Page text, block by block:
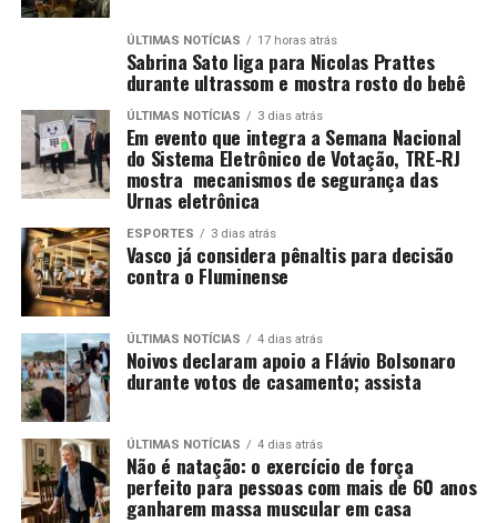
ÚLTIMAS NOTÍCIAS 17 horas atrás
Sabrina Sato liga para Nicolas Prattes
durante ultrassom e mostra rosto do bebê
ÚLTIMAS NOTÍCIAS 3 dias atrás
Em evento que integra a Semana Nacional
do Sistema Eletrônico de Votação, TRE-RJ
mostra mecanismos de segurança das
Urnas eletrônica
ESPORTES 3 dias atrás
Vasco já considera pênaltis para decisão
contra o Fluminense
ÚLTIMAS NOTÍCIAS 4 dias atrás
Noivos declaram apoio a Flávio Bolsonaro
durante votos de casamento; assista
ÚLTIMAS NOTÍCIAS 4 dias atrás
Não é natação: o exercício de força
perfeito para pessoas com mais de 60 anos
ganharem massa muscular em casa